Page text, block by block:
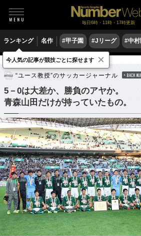
毎日6時・11時・17時更新
ランキング 名作 #甲子園 #Jリーグ #中
サッカー 高校サッカー
“ユース教授”のサッカージャーナル BACK
5－0は大差か、勝負のアヤか。
青森山田だけが持っていたもの。
今人気の記事が競技ごとに探せます ×